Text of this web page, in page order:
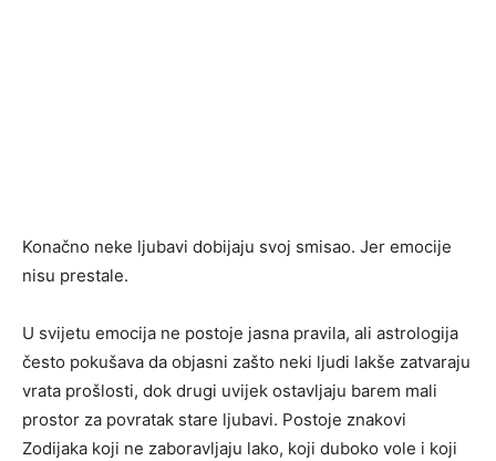
Konačno neke ljubavi dobijaju svoj smisao. Jer emocije
nisu prestale.
U svijetu emocija ne postoje jasna pravila, ali astrologija
često pokušava da objasni zašto neki ljudi lakše zatvaraju
vrata prošlosti, dok drugi uvijek ostavljaju barem mali
prostor za povratak stare ljubavi. Postoje znakovi
Zodijaka koji ne zaboravljaju lako, koji duboko vole i koji